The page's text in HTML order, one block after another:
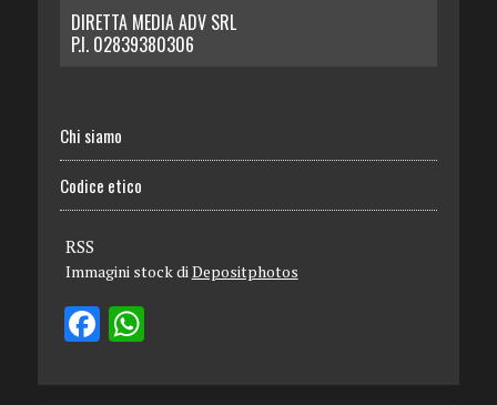
DIRETTA MEDIA ADV SRL
P.I. 02839380306
Chi siamo
Codice etico
RSS
Immagini stock di Depositphotos